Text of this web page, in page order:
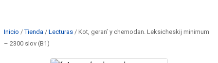
Inicio /Tienda / Lecturas / Kot, geran’ y chemodan. Leksicheskij minimum
– 2300 slov (B1)